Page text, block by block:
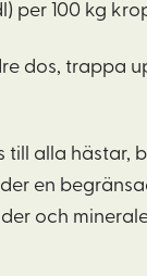
per 100 kg
dos, trappa
till alla hästar,
en
och